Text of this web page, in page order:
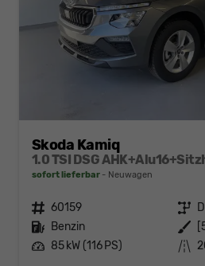
Skoda Kamiq
sofort lieferbar Neuwagen
Fahrzeugnr. 60159 Getriebe
Kraftstoff Benzin Außenfarbe
Leistung 85 kW (116 PS) Kilometerstand